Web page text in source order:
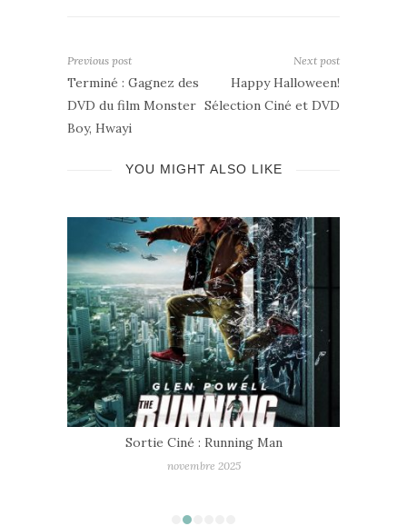
Previous post
Terminé : Gagnez des
DVD du film Monster
Boy, Hwayi
Next post
Happy Halloween!
Sélection Ciné et DVD
YOU MIGHT ALSO LIKE
Sortie Ciné : Running Man
novembre 2025